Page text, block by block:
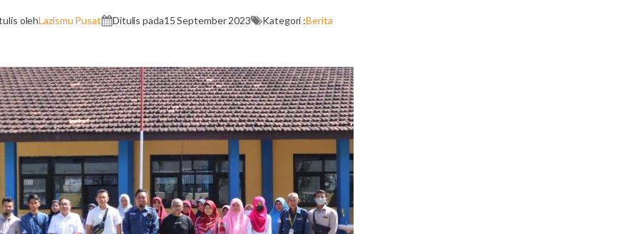
olehLazismu Pusat Ditulis pada15 September 2023 Kategori :Berita